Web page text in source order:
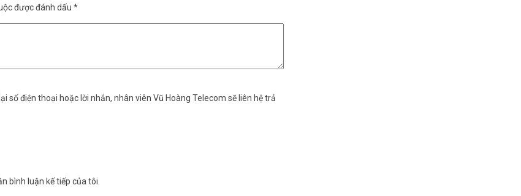
được đánh dấu *
số điện thoại hoặc lời nhắn, nhân viên Vũ Hoàng Telecom sẽ liên hệ trả
bình luận kế tiếp của tôi.